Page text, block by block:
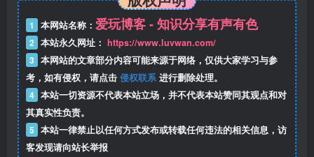
1 本网站名称： 爱玩博客 - 知识分享有声有色
2 本站永久网址： https://www.luvwan.com/
3 本网站的文章部分内容可能来源于网络，仅供大家学习与参
考，如有侵权，请点击 侵权联系 进行删除处理。
4 本站一切资源不代表本站立场，并不代表本站赞同其观点和对
其真实性负责。
5 本站一律禁止以任何方式发布或转载任何违法的相关信息，访
客发现请向站长举报